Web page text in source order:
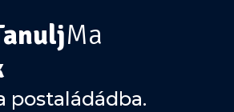
Ma
postaládádba.